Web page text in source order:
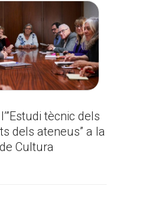
tècnic dels
dels ateneus” a la
Cultura